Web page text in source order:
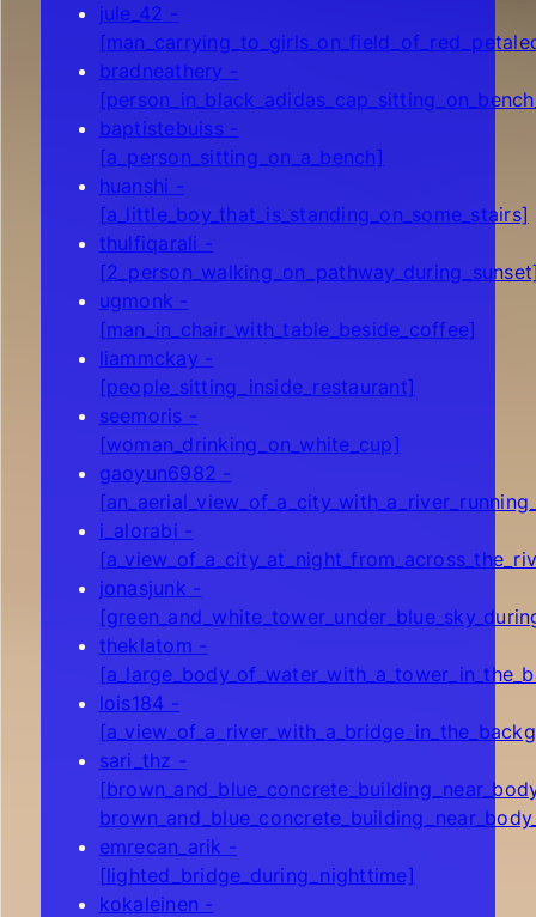
jule_42 -
bradneathery -
baptistebuiss -
[a_person_sitting_on_a_bench]
huanshi -
[a_little_boy_that_is_standing_on_some_stairs]
thulfiqarali -
ugmonk -
[man_in_chair_with_table_beside_coffee]
liammckay -
[people_sitting_inside_restaurant]
seemoris -
[woman_drinking_on_white_cup]
gaoyun6982 -
i_alorabi -
jonasjunk -
theklatom -
lois184 -
sari_thz -
emrecan_arik -
[lighted_bridge_during_nighttime]
kokaleinen -